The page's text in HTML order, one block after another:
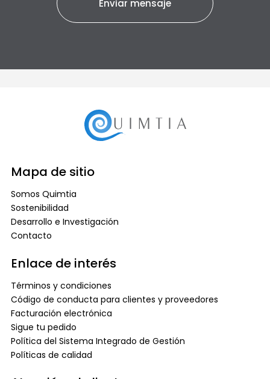
Mapa de sitio
Somos Quimtia
Sostenibilidad
Desarrollo e Investigación
Contacto
Enlace de interés
Términos y condiciones
Código de conducta para clientes y proveedores
Facturación electrónica
Sigue tu pedido
Política del Sistema Integrado de Gestión
Políticas de calidad